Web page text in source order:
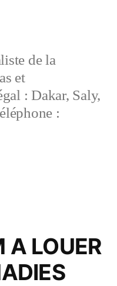
de la
et
: Dakar, Saly,
:
A LOUER